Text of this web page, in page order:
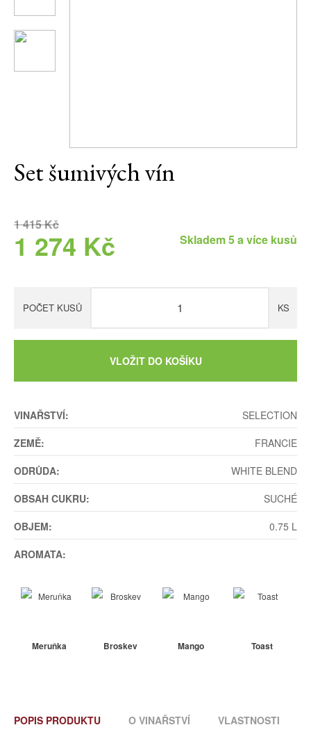
Set šumivých vín
1 415 Kč
1 274 Kč Skladem 5 a více kusů
POČET KUSŮ KS
VLOŽIT DO KOŠÍKU
VINAŘSTVÍ:
SELECTION
ZEMĚ:
FRANCIE
ODRŮDA:
WHITE BLEND
OBSAH CUKRU:
SUCHÉ
OBJEM:
0.75 L
AROMATA:
Meruňka Broskev Mango Toast
POPIS PRODUKTU O VINAŘSTVÍ VLASTNOSTI